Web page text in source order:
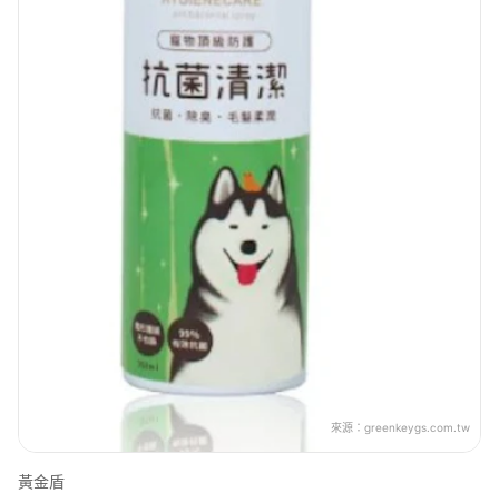
來源： greenkeygs.com.tw
黃金盾